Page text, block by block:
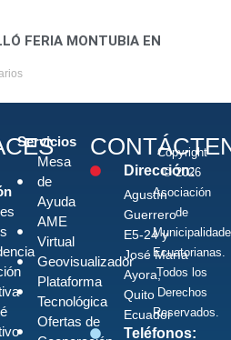
FERIA MONTUBIA EN
Servicios
Mesa
de
Ayuda
AME
Virtual
Geovisualizador
Plataforma
Tecnológica
Ofertas de
Dirección:
Agustín
Guerrero
E5-24 y
José María
Ayora,
Quito -
Ecuador
Teléfonos:
Copyright
© 2026
Asociación
de
Ecuatorianas.
Todos los
Derechos
Reservados.